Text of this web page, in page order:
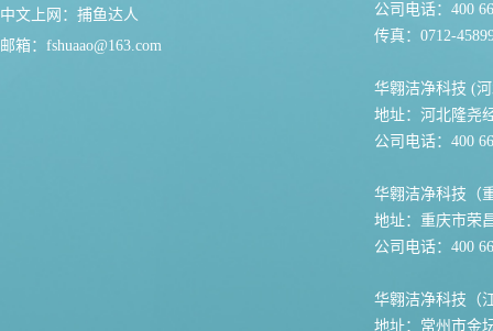
中文上网： 捕鱼达人
邮箱： fshuaao@163.com
公司电话：400
传真：0712-
华翱洁净科技 (
地址：河北隆尧
公司电话：400
华翱洁净科技（
地址：重庆市荣
公司电话：400
华翱洁净科技（
地址：常州市金